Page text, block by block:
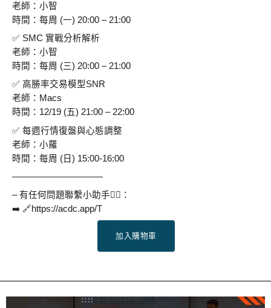
老師：小智
時間：每周 (一) 20:00 – 21:00
✅ SMC 實戰分析解析
老師：小智
時間：每周 (三) 20:00 – 21:00
✅ 高勝率交易模型SNR
老師：Macs
時間：12/19 (五) 21:00 – 22:00
✅ 每週行情復盤與心態調整
老師：小羅
時間：每周 (日) 15:00-16:00
——————————
– 有任何問題聯繫小助手🙋‍♀️：
➡️ 🔗https://acdc.app/T
階
課
程
加入購物車